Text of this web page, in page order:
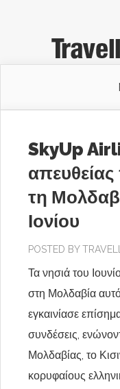
SkyUp
τη
Ιονίου
POSTED BY
Τα νησιά του
στη Μολδαβία
εγκαινίασε
συνδέσεις,
Μολδαβίας, το
κορυφαίους